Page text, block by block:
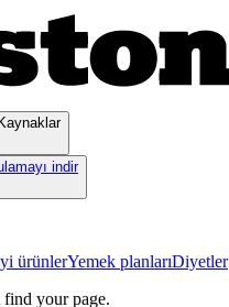
Kaynaklar
indir
ürünlerYemek planlarıDiyetler
your page.